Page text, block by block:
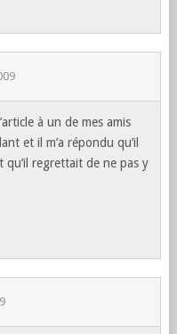
à un de mes amis
et il m’a répondu qu’il
qu’il regrettait de ne pas y